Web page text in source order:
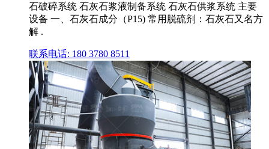
石破碎系统 石灰石浆液制备系统 石灰石供浆系统 主要
设备 一、石灰石成分（P15) 常用脱硫剂：石灰石又名方
解 .
联系电话: 180 3780 8511